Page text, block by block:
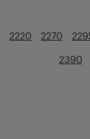
2220 2270
2390